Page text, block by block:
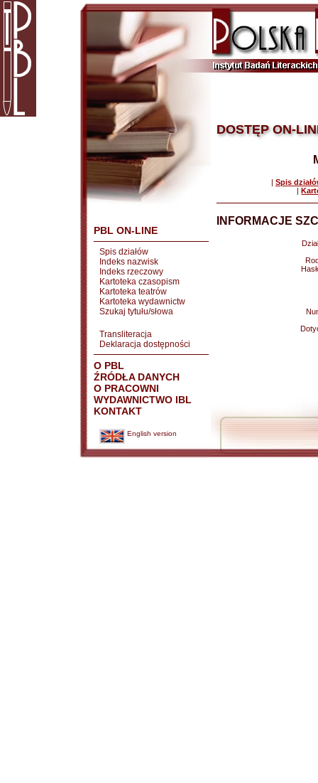
PBL ON-LINE
Spis działów
Indeks nazwisk
Indeks rzeczowy
Kartoteka czasopism
Kartoteka teatrów
Kartoteka wydawnictw
Szukaj tytułu/słowa
Transliteracja
Deklaracja dostępności
O PBL
ŹRÓDŁA DANYCH
O PRACOWNI
WYDAWNICTWO IBL
KONTAKT
English version
DOSTĘP ON-
| Spis
|
INFORMACJE